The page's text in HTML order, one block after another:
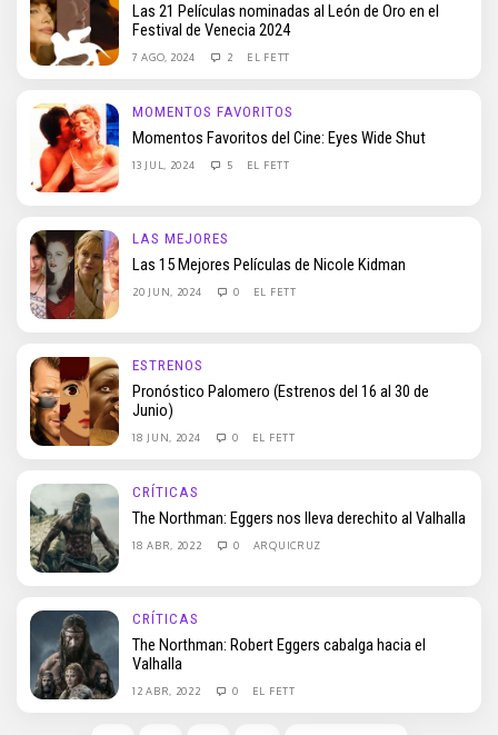
Las 21 Películas nominadas al León de Oro en el
Festival de Venecia 2024
7 AGO, 2024 2 EL FETT
MOMENTOS FAVORITOS
Momentos Favoritos del Cine: Eyes Wide Shut
13 JUL, 2024 5 EL FETT
LAS MEJORES
Las 15 Mejores Películas de Nicole Kidman
20 JUN, 2024 0 EL FETT
ESTRENOS
Pronóstico Palomero (Estrenos del 16 al 30 de
Junio)
18 JUN, 2024 0 EL FETT
CRÍTICAS
The Northman: Eggers nos lleva derechito al Valhalla
18 ABR, 2022 0 ARQUICRUZ
CRÍTICAS
The Northman: Robert Eggers cabalga hacia el
Valhalla
12 ABR, 2022 0 EL FETT